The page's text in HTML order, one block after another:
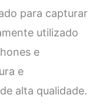
para capturar
utilizado
e
e
alta qualidade.